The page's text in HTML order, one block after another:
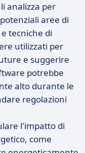
analizza per
aree di
tecniche di
utilizzati per
e suggerire
potrebbe
alto durante le
regolazioni
l'impatto di
come